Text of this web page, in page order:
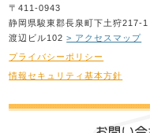
〒411-0943
静岡県駿東郡長泉町下土狩217-1
渡辺ビル102> アクセスマップ
プライバシーポリシー
情報セキュリティ基本方針